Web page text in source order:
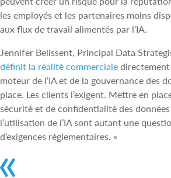
les employés et les partenaires moins
aux flux de travail alimentés par l’IA.
Jennifer Belissent, Principal Data
définit la réalité commerciale directement
moteur de l’IA et de la gouvernance des
place. Les clients l’exigent. Mettre en
sécurité et de confidentialité des
l’utilisation de l’IA sont autant une
d’exigences réglementaires. »